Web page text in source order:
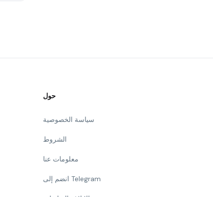
حول
سياسة الخصوصية
الشروط
معلومات عنا
انضم إلى Telegram